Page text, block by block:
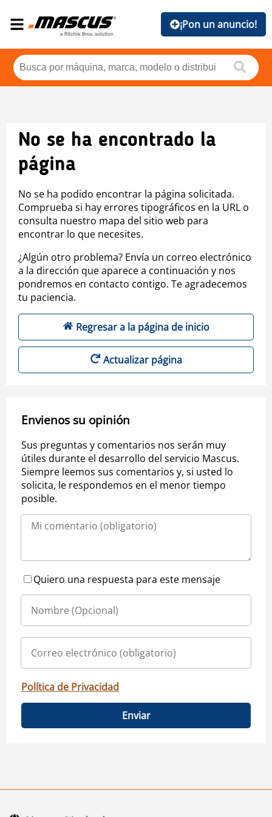
¡Pon un anuncio!
No se ha encontrado la
página
No se ha podido encontrar la página solicitada.
Comprueba si hay errores tipográficos en la URL o
consulta nuestro mapa del sitio web para
encontrar lo que necesites.
¿Algún otro problema? Envía un correo electrónico
a la dirección que aparece a continuación y nos
pondremos en contacto contigo. Te agradecemos
tu paciencia.
Regresar a la página de inicio
Actualizar página
Envienos su opinión
Sus preguntas y comentarios nos serán muy
útiles durante el desarrollo del servicio Mascus.
Siempre leemos sus comentarios y, si usted lo
solicita, le respondemos en el menor tiempo
posible.
Quiero una respuesta para este mensaje
Política de Privacidad
Enviar